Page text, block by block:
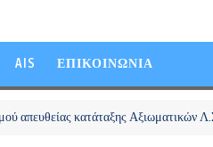
AIS ΕΠΙΚΟΙΝΩΝΙΑ
κατάταξης Αξιωματικών Λ.Σ.-